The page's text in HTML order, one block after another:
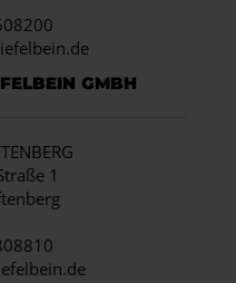
GMBH
1